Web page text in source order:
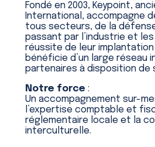
Fondé en 2003, Keypoint,
International, accompagne
tous secteurs, de la
passant par l’industrie et
réussite de leur implantation
bénéficie d’un large réseau
partenaires à disposition de
Notre force :
Un accompagnement sur-
l’expertise comptable et
réglementaire locale et la
interculturelle.